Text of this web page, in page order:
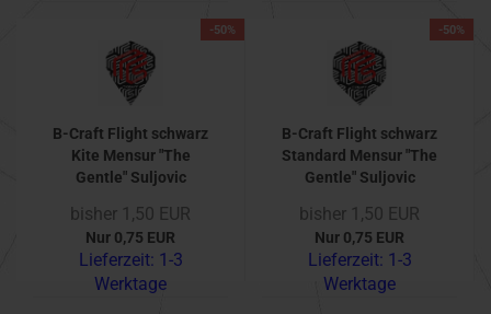
-50%
B-Craft Flight schwarz
Kite Mensur "The
Gentle" Suljovic
bisher 1,50 EUR
Nur 0,75 EUR
Lieferzeit: 1-3
Werktage
-50%
B-Craft Flight schwarz
Standard Mensur "The
Gentle" Suljovic
bisher 1,50 EUR
Nur 0,75 EUR
Lieferzeit: 1-3
Werktage